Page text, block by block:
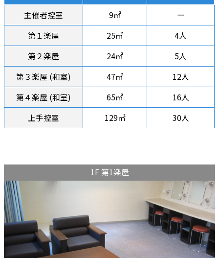
主催者控室
9㎡
ー
第１楽屋
25㎡
4人
第２楽屋
24㎡
5人
第３楽屋 (和室)
47㎡
12人
第４楽屋 (和室)
65㎡
16人
上手控室
129㎡ 30人
1F 第1楽屋